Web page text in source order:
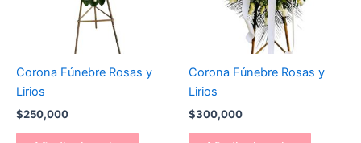
Corona Fúnebre Rosas y
Lirios
$250,000
Corona Fúnebre Rosas y
Lirios
$300,000